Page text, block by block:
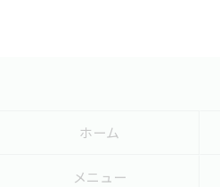
ホーム
メニュー